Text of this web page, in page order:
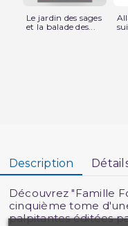
Le jardin des sages
et la balade des...
Description
Découvrez "Famille
cinquième tome
palpitantes éditées